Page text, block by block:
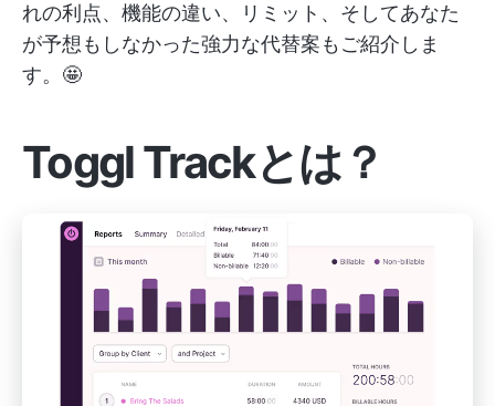
れの利点、機能の違い、リミット、そしてあなた
が予想もしなかった強力な代替案もご紹介しま
す。🤩
Toggl Trackとは？